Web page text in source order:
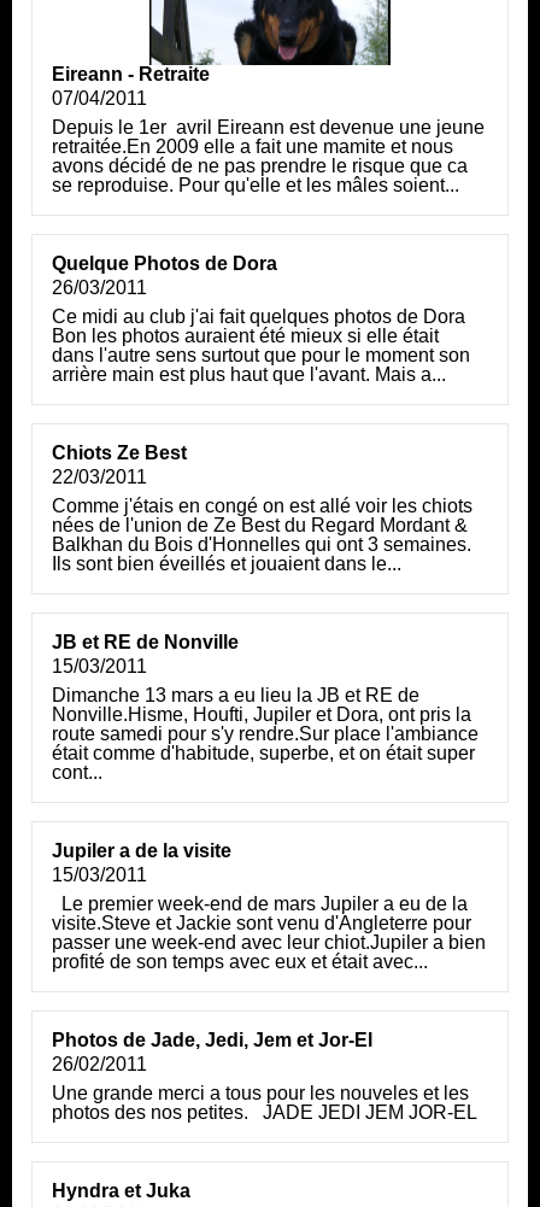
Eireann - Retraite
07/04/2011
Depuis le 1er avril Eireann est devenue une jeune
retraitée.En 2009 elle a fait une mamite et nous
avons décidé de ne pas prendre le risque que ca
se reproduise. Pour qu'elle et les mâles soient...
Quelque Photos de Dora
26/03/2011
Ce midi au club j'ai fait quelques photos de Dora
Bon les photos auraient été mieux si elle était
dans l'autre sens surtout que pour le moment son
arrière main est plus haut que l'avant. Mais a...
Chiots Ze Best
22/03/2011
Comme j'étais en congé on est allé voir les chiots
nées de l'union de Ze Best du Regard Mordant &
Balkhan du Bois d'Honnelles qui ont 3 semaines.
Ils sont bien éveillés et jouaient dans le...
JB et RE de Nonville
15/03/2011
Dimanche 13 mars a eu lieu la JB et RE de
Nonville.Hisme, Houfti, Jupiler et Dora, ont pris la
route samedi pour s'y rendre.Sur place l'ambiance
était comme d'habitude, superbe, et on était super
cont...
Jupiler a de la visite
15/03/2011
Le premier week-end de mars Jupiler a eu de la
visite.Steve et Jackie sont venu d'Angleterre pour
passer une week-end avec leur chiot.Jupiler a bien
profité de son temps avec eux et était avec...
Photos de Jade, Jedi, Jem et Jor-El
26/02/2011
Une grande merci a tous pour les nouveles et les
photos des nos petites. JADE JEDI JEM JOR-EL
Hyndra et Juka